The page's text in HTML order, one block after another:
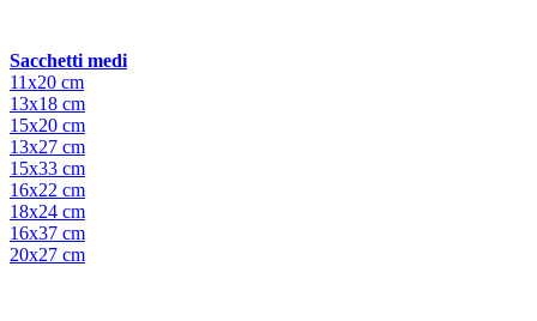
Sacchetti medi
11x20 cm
13x18 cm
15x20 cm
13x27 cm
15x33 cm
16x22 cm
18x24 cm
16x37 cm
20x27 cm